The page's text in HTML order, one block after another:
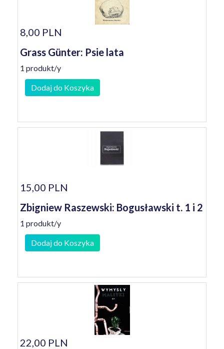
8,00 PLN
Grass Günter: Psie lata
1 produkt/y
Dodaj do Koszyka
15,00 PLN
Zbigniew Raszewski: Bogusławski t. 1 i 2
1 produkt/y
Dodaj do Koszyka
22,00 PLN